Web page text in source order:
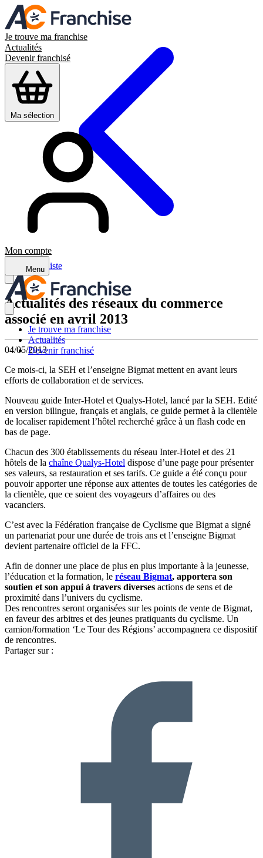
Je trouve ma franchise
Actualités
Devenir franchisé
Ma sélection
Mon compte
Menu
Je trouve ma franchise
Actualités
Devenir franchisé
Retour à la liste
Actualités des réseaux du commerce
associé en avril 2013
04/05/2013
Ce mois-ci, la SEH et l’enseigne Bigmat mettent en avant leurs
efforts de collaboration et de services.
Nouveau guide Inter-Hotel et Qualys-Hotel, lancé par la SEH. Edité
en version bilingue, français et anglais, ce guide permet à la clientèle
de localiser rapidement l’hôtel recherché grâce à un flash code en
bas de page.
Chacun des 300 établissements du réseau Inter-Hotel et des 21
hôtels de la chaîne Qualys-Hotel dispose d’une page pour présenter
ses valeurs, sa restauration et ses tarifs. Ce guide a été conçu pour
pouvoir apporter une réponse aux attentes de toutes les catégories de
la clientèle, que ce soient des voyageurs d’affaires ou des
vacanciers.
C’est avec la Fédération française de Cyclisme que Bigmat a signé
un partenariat pour une durée de trois ans et l’enseigne Bigmat
devient partenaire officiel de la FFC.
Afin de donner une place de plus en plus importante à la jeunesse,
l’éducation et la formation, le réseau Bigmat, apportera son
soutien et son appui à travers diverses actions de sens et de
proximité dans l’univers du cyclisme.
Des rencontres seront organisées sur les points de vente de Bigmat,
en faveur des arbitres et des jeunes pratiquants du cyclisme. Un
camion/formation ‘Le Tour des Régions’ accompagnera ce dispositif
de rencontres.
Partager sur :